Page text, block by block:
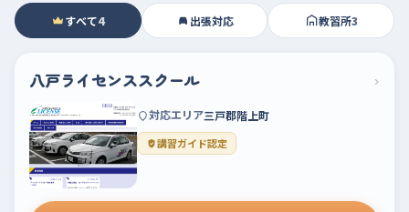
すべて4 出張対応 教習所3
八戸ライセンススクール ›
対応エリア三戸郡階上町
講習ガイド認定